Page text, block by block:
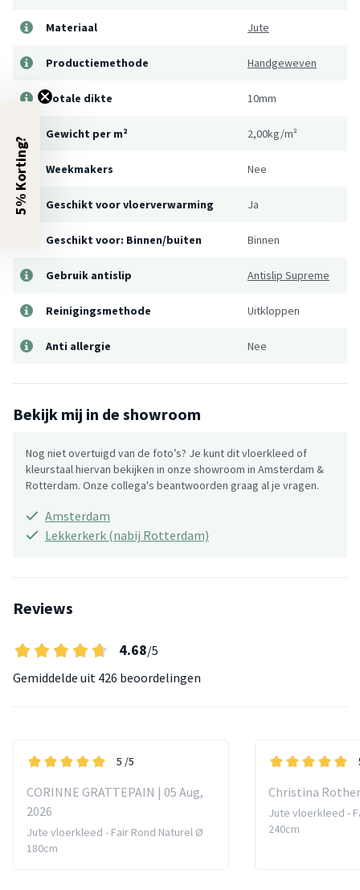
Materiaal Jute
Productiemethode Handgeweven
Totale dikte 10mm
Gewicht per m² 2,00kg/m²
Weekmakers Nee
Geschikt voor vloerverwarming Ja
Geschikt voor: Binnen/buiten Binnen
Gebruik antislip Antislip Supreme
Reinigingsmethode Uitkloppen
Anti allergie Nee
Bekijk mij in de showroom
Nog niet overtuigd van de foto’s? Je kunt dit vloerkleed of
kleurstaal hiervan bekijken in onze showroom in Amsterdam &
Rotterdam. Onze collega's beantwoorden graag al je vragen.
Amsterdam
Lekkerkerk (nabij Rotterdam)
Reviews
4.68/5
Gemiddelde uit 426 beoordelingen
5 /5
CORINNE GRATTEPAIN | 05 Aug,
2026
Jute vloerkleed - Fair Rond Naturel Ø
180cm
Christina
Jute vloerkleed -
240cm
5% Korting?